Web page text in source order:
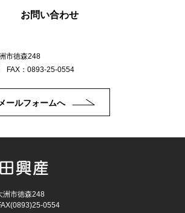
お問い合わせ
市徳森248
：0893-25-0554
ールフォームへ
洲市徳森248
0554